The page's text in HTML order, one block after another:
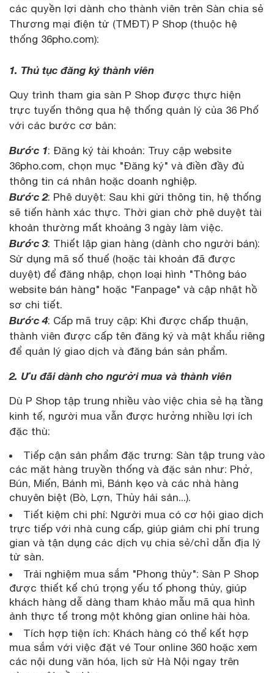
các quyền lợi dành cho thành viên trên Sàn chia sẻ
Thương mại điện tử (TMĐT) P Shop (thuộc hệ
thống 36pho.com):
1. Thủ tục đăng ký thành viên
Quy trình tham gia sàn P Shop được thực hiện
trực tuyến thông qua hệ thống quản lý của 36 Phố
với các bước cơ bản:
Bước 1: Đăng ký tài khoản: Truy cập website
36pho.com, chọn mục "Đăng ký" và điền đầy đủ
thông tin cá nhân hoặc doanh nghiệp.
Bước 2: Phê duyệt: Sau khi gửi thông tin, hệ thống
sẽ tiến hành xác thực. Thời gian chờ phê duyệt tài
khoản thường mất khoảng 3 ngày làm việc.
Bước 3: Thiết lập gian hàng (dành cho người bán):
Sử dụng mã số thuế (hoặc tài khoản đã được
duyệt) để đăng nhập, chọn loại hình "Thông báo
website bán hàng" hoặc "Fanpage" và cập nhật hồ
sơ chi tiết.
Bước 4: Cấp mã truy cập: Khi được chấp thuận,
thành viên được cấp tên đăng ký và mật khẩu riêng
để quản lý giao dịch và đăng bán sản phẩm.
2. Ưu đãi dành cho người mua và thành viên
Dù P Shop tập trung nhiều vào việc chia sẻ hạ tầng
kinh tế, người mua vẫn được hưởng nhiều lợi ích
đặc thù:
Tiếp cận sản phẩm đặc trưng: Sàn tập trung vào
các mặt hàng truyền thống và đặc sản như: Phở,
Bún, Miến, Bánh mì, Bánh kẹo và các nhà hàng
chuyên biệt (Bò, Lợn, Thủy hải sản...).
Tiết kiệm chi phí: Người mua có cơ hội giao dịch
trực tiếp với nhà cung cấp, giúp giảm chi phí trung
gian và tận dụng các dịch vụ chia sẻ/chỉ dẫn địa lý
từ sàn.
Trải nghiệm mua sắm "Phong thủy": Sàn P Shop
được thiết kế chú trọng yếu tố phong thủy, giúp
khách hàng dễ dàng tham khảo mẫu mã qua hình
ảnh thực tế trong một không gian online hài hòa.
Tích hợp tiện ích: Khách hàng có thể kết hợp
mua sắm với việc đặt vé Tour online 360 hoặc xem
các nội dung văn hóa, lịch sử Hà Nội ngay trên